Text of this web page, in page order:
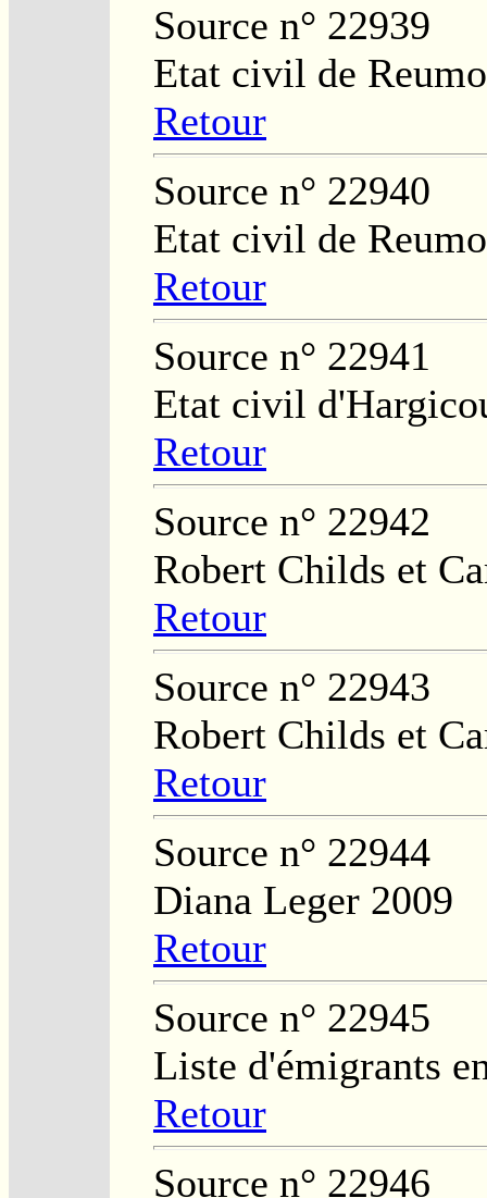
Source n° 22939
Etat civil de
Retour
Source n° 22940
Etat civil de
Retour
Source n° 22941
Etat civil
Retour
Source n° 22942
Robert Childs et
Retour
Source n° 22943
Robert Childs et
Retour
Source n° 22944
Diana Leger 2009
Retour
Source n° 22945
Liste d'émigrants
Retour
Source n° 22946